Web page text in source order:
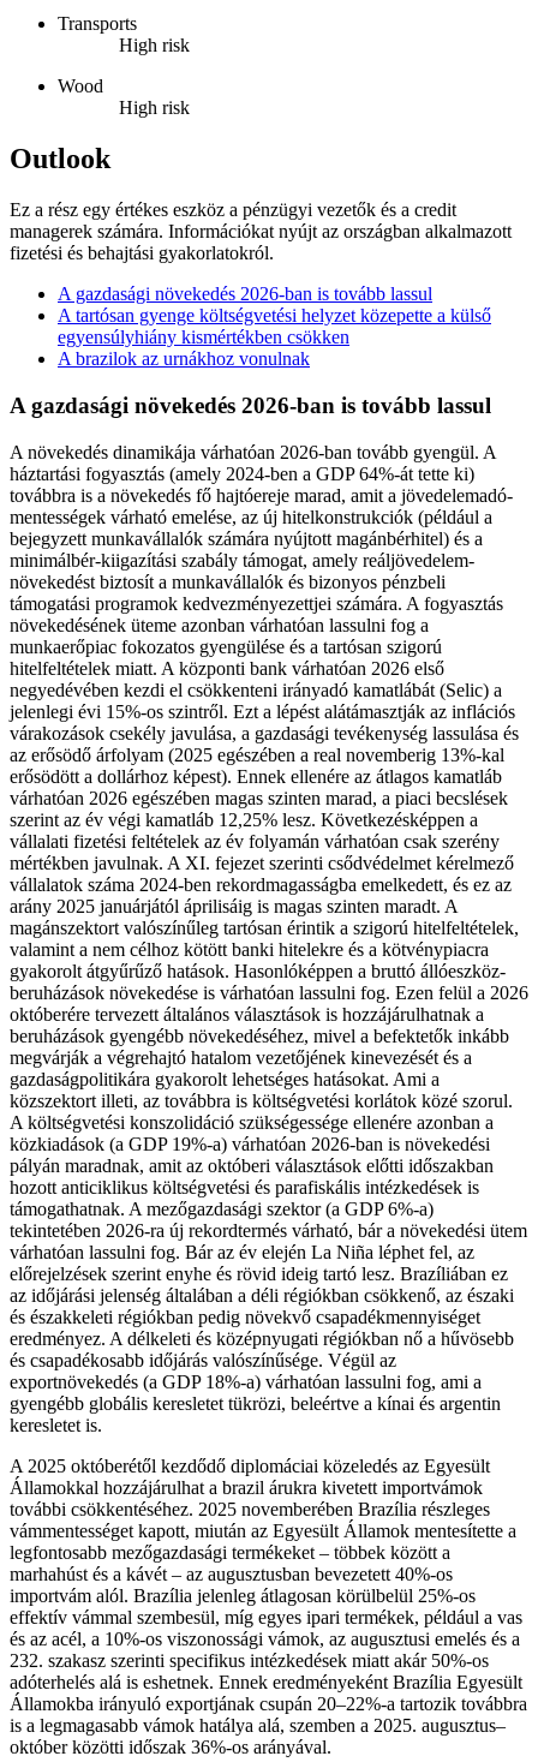
Transports
High risk
Wood
High risk
Outlook
Ez a rész egy értékes eszköz a pénzügyi vezetők és a credit
managerek számára. Információkat nyújt az országban alkalmazott
fizetési és behajtási gyakorlatokról.
A gazdasági növekedés 2026-ban is tovább lassul
A tartósan gyenge költségvetési helyzet közepette a külső
egyensúlyhiány kismértékben csökken
A brazilok az urnákhoz vonulnak
A gazdasági növekedés 2026-ban is tovább lassul
A növekedés dinamikája várhatóan 2026-ban tovább gyengül. A
háztartási fogyasztás (amely 2024-ben a GDP 64%-át tette ki)
továbbra is a növekedés fő hajtóereje marad, amit a jövedelemadó-
mentességek várható emelése, az új hitelkonstrukciók (például a
bejegyzett munkavállalók számára nyújtott magánbérhitel) és a
minimálbér-kiigazítási szabály támogat, amely reáljövedelem-
növekedést biztosít a munkavállalók és bizonyos pénzbeli
támogatási programok kedvezményezettjei számára. A fogyasztás
növekedésének üteme azonban várhatóan lassulni fog a
munkaerőpiac fokozatos gyengülése és a tartósan szigorú
hitelfeltételek miatt. A központi bank várhatóan 2026 első
negyedévében kezdi el csökkenteni irányadó kamatlábát (Selic) a
jelenlegi évi 15%-os szintről. Ezt a lépést alátámasztják az inflációs
várakozások csekély javulása, a gazdasági tevékenység lassulása és
az erősödő árfolyam (2025 egészében a real novemberig 13%-kal
erősödött a dollárhoz képest). Ennek ellenére az átlagos kamatláb
várhatóan 2026 egészében magas szinten marad, a piaci becslések
szerint az év végi kamatláb 12,25% lesz. Következésképpen a
vállalati fizetési feltételek az év folyamán várhatóan csak szerény
mértékben javulnak. A XI. fejezet szerinti csődvédelmet kérelmező
vállalatok száma 2024-ben rekordmagasságba emelkedett, és ez az
arány 2025 januárjától áprilisáig is magas szinten maradt. A
magánszektort valószínűleg tartósan érintik a szigorú hitelfeltételek,
valamint a nem célhoz kötött banki hitelekre és a kötvénypiacra
gyakorolt átgyűrűző hatások. Hasonlóképpen a bruttó állóeszköz-
beruházások növekedése is várhatóan lassulni fog. Ezen felül a 2026
októberére tervezett általános választások is hozzájárulhatnak a
beruházások gyengébb növekedéséhez, mivel a befektetők inkább
megvárják a végrehajtó hatalom vezetőjének kinevezését és a
gazdaságpolitikára gyakorolt lehetséges hatásokat. Ami a
közszektort illeti, az továbbra is költségvetési korlátok közé szorul.
A költségvetési konszolidáció szükségessége ellenére azonban a
közkiadások (a GDP 19%-a) várhatóan 2026-ban is növekedési
pályán maradnak, amit az októberi választások előtti időszakban
hozott anticiklikus költségvetési és parafiskális intézkedések is
támogathatnak. A mezőgazdasági szektor (a GDP 6%-a)
tekintetében 2026-ra új rekordtermés várható, bár a növekedési ütem
várhatóan lassulni fog. Bár az év elején La Niña léphet fel, az
előrejelzések szerint enyhe és rövid ideig tartó lesz. Brazíliában ez
az időjárási jelenség általában a déli régiókban csökkenő, az északi
és északkeleti régiókban pedig növekvő csapadékmennyiséget
eredményez. A délkeleti és középnyugati régiókban nő a hűvösebb
és csapadékosabb időjárás valószínűsége. Végül az
exportnövekedés (a GDP 18%-a) várhatóan lassulni fog, ami a
gyengébb globális keresletet tükrözi, beleértve a kínai és argentin
keresletet is.
A 2025 októberétől kezdődő diplomáciai közeledés az Egyesült
Államokkal hozzájárulhat a brazil árukra kivetett importvámok
további csökkentéséhez. 2025 novemberében Brazília részleges
vámmentességet kapott, miután az Egyesült Államok mentesítette a
legfontosabb mezőgazdasági termékeket – többek között a
marhahúst és a kávét – az augusztusban bevezetett 40%-os
importvám alól. Brazília jelenleg átlagosan körülbelül 25%-os
effektív vámmal szembesül, míg egyes ipari termékek, például a vas
és az acél, a 10%-os viszonossági vámok, az augusztusi emelés és a
232. szakasz szerinti specifikus intézkedések miatt akár 50%-os
adóterhelés alá is eshetnek. Ennek eredményeként Brazília Egyesült
Államokba irányuló exportjának csupán 20–22%-a tartozik továbbra
is a legmagasabb vámok hatálya alá, szemben a 2025. augusztus–
október közötti időszak 36%-os arányával.